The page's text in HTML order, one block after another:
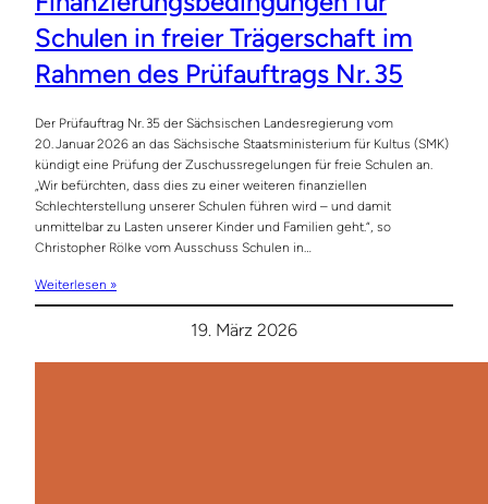
Schulen in freier Trägerschaft im
Rahmen des Prüfauftrags Nr. 35
Der Prüfauftrag Nr. 35 der Sächsischen Landesregierung vom
20. Januar 2026 an das Sächsische Staatsministerium für Kultus (SMK)
kündigt eine Prüfung der Zuschussregelungen für freie Schulen an.
„Wir befürchten, dass dies zu einer weiteren finanziellen
Schlechterstellung unserer Schulen führen wird – und damit
unmittelbar zu Lasten unserer Kinder und Familien geht.“, so
Christopher Rölke vom Ausschuss Schulen in…
Weiterlesen »
19. März 2026